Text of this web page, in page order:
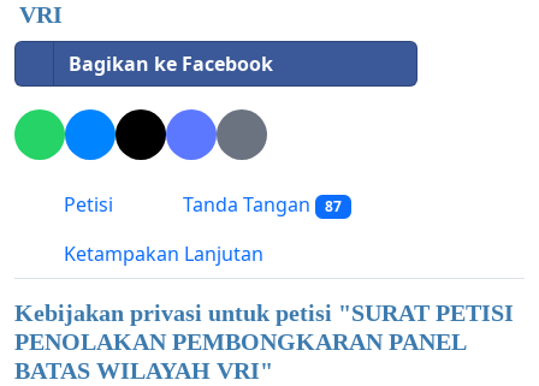
VRI
Bagikan ke Facebook
Petisi Tanda Tangan 87
Ketampakan Lanjutan
Kebijakan privasi untuk petisi "SURAT PETISI
PENOLAKAN PEMBONGKARAN PANEL
BATAS WILAYAH VRI"